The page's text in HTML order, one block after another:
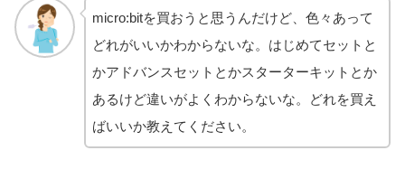
micro:bitを買おうと思うんだけど、色々あって
どれがいいかわからないな。はじめてセットと
かアドバンスセットとかスターターキットとか
あるけど違いがよくわからないな。どれを買え
ばいいか教えてください。